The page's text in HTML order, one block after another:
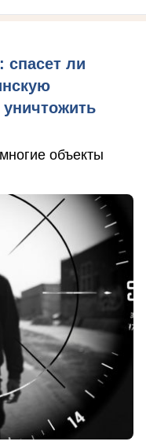
спасет ли
объекты